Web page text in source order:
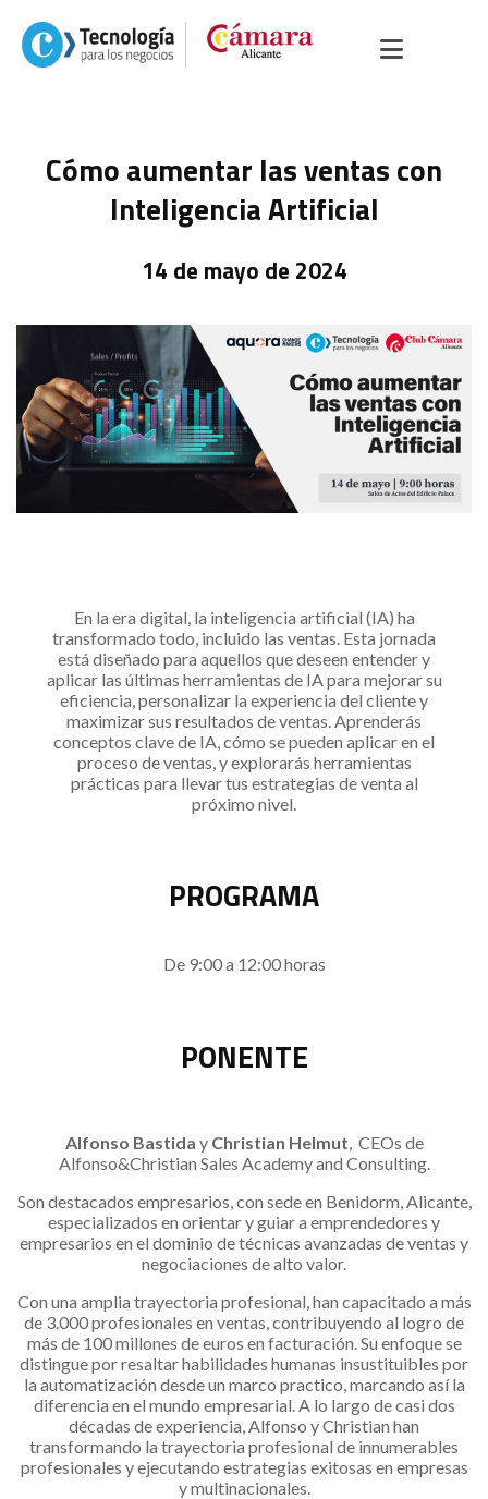
Cómo aumentar las ventas con
Inteligencia Artificial
14 de mayo de 2024
En la era digital, la inteligencia artificial (IA) ha
transformado todo, incluido las ventas. Esta jornada
está diseñado para aquellos que deseen entender y
aplicar las últimas herramientas de IA para mejorar su
eficiencia, personalizar la experiencia del cliente y
maximizar sus resultados de ventas. Aprenderás
conceptos clave de IA, cómo se pueden aplicar en el
proceso de ventas, y explorarás herramientas
prácticas para llevar tus estrategias de venta al
próximo nivel.
PROGRAMA
De 9:00 a 12:00 horas
PONENTE
Alfonso Bastida y Christian Helmut , CEOs de
Alfonso&Christian Sales Academy and Consulting.
Son destacados empresarios, con sede en Benidorm, Alicante,
especializados en orientar y guiar a emprendedores y
empresarios en el dominio de técnicas avanzadas de ventas y
negociaciones de alto valor.
Con una amplia trayectoria profesional, han capacitado a más
de 3.000 profesionales en ventas, contribuyendo al logro de
más de 100 millones de euros en facturación. Su enfoque se
distingue por resaltar habilidades humanas insustituibles por
la automatización desde un marco practico, marcando así la
diferencia en el mundo empresarial. A lo largo de casi dos
décadas de experiencia, Alfonso y Christian han
transformando la trayectoria profesional de innumerables
profesionales y ejecutando estrategias exitosas en empresas
y multinacionales.